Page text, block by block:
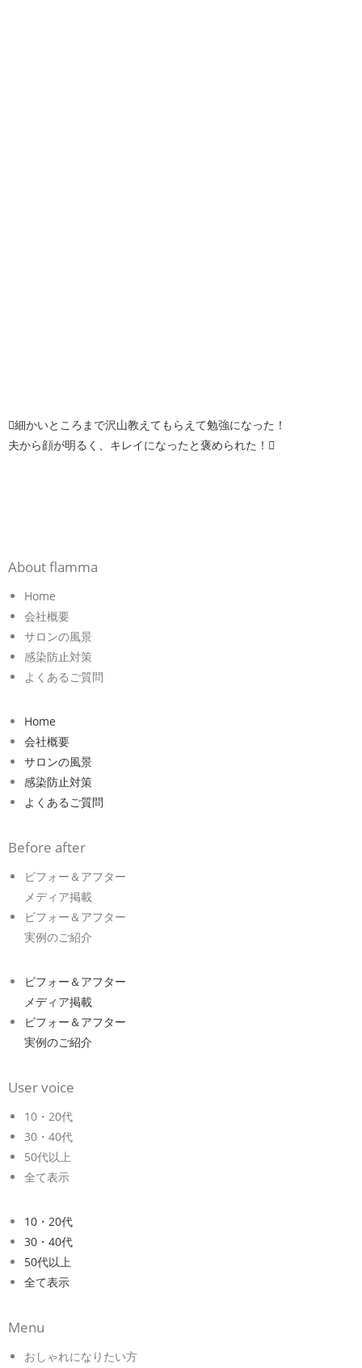
細かいところまで沢山教えてもらえて勉強になった！
夫から顔が明るく、キレイになったと褒められた！
About flamma
Home
会社概要
サロンの風景
感染防止対策
よくあるご質問
Home
会社概要
サロンの風景
感染防止対策
よくあるご質問
Before after
ビフォー＆アフター
メディア掲載
ビフォー＆アフター
実例のご紹介
ビフォー＆アフター
メディア掲載
ビフォー＆アフター
実例のご紹介
User voice
10・20代
30・40代
50代以上
全て表示
10・20代
30・40代
50代以上
全て表示
Menu
おしゃれになりたい方